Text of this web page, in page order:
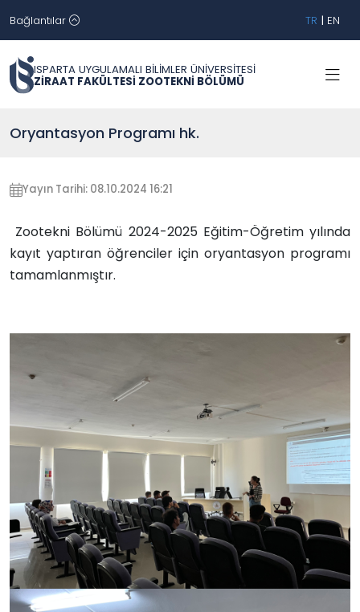
Bağlantılar TR | EN
ISPARTA UYGULAMALI BİLİMLER ÜNİVERSİTESİ
ZİRAAT FAKÜLTESİ ZOOTEKNİ BÖLÜMÜ
Oryantasyon Programı hk.
Yayın Tarihi: 08.10.2024 16:21
Zootekni Bölümü 2024-2025 Eğitim-Öğretim yılında
kayıt yaptıran öğrenciler için oryantasyon programı
tamamlanmıştır.